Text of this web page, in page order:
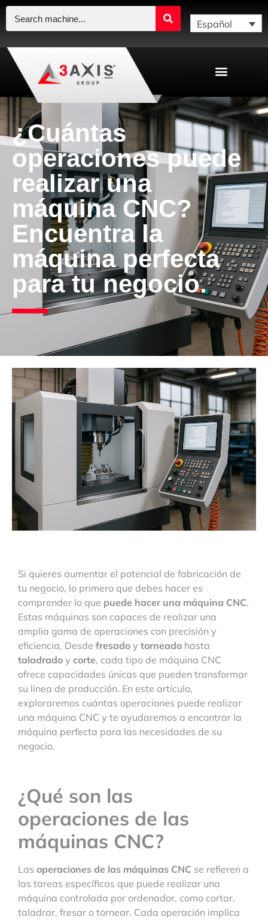
Español
¿Cuántas
operaciones puede
realizar una
máquina CNC?
Encuentra la
máquina perfecta
para tu negocio.
Si quieres aumentar el potencial de fabricación de
tu negocio, lo primero que debes hacer es
comprender lo que puede hacer una máquina CNC.
Estas máquinas son capaces de realizar una
amplia gama de operaciones con precisión y
eficiencia. Desde fresado y torneado hasta
taladrado y corte, cada tipo de máquina CNC
ofrece capacidades únicas que pueden transformar
su línea de producción. En este artículo,
exploraremos cuántas operaciones puede realizar
una máquina CNC y te ayudaremos a encontrar la
máquina perfecta para las necesidades de su
negocio.
¿Qué son las
operaciones de las
máquinas CNC?
Las operaciones de las máquinas CNC se refieren a
las tareas específicas que puede realizar una
máquina controlada por ordenador, como cortar,
taladrar, fresar o tornear. Cada operación implica